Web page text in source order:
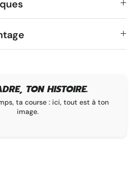
TON HISTOIRE.
ta course : ici, tout est à ton
image.